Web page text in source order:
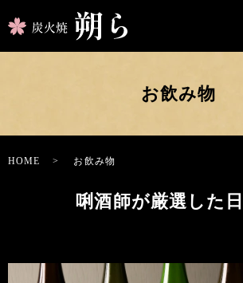
お飲み物
HOME お飲み物
唎酒師が厳選した